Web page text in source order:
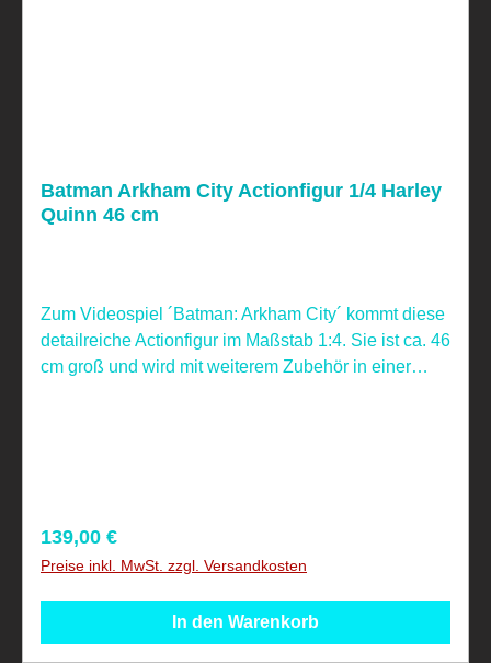
Batman Arkham City Actionfigur 1/4 Harley
Quinn 46 cm
Zum Videospiel ´Batman: Arkham City´ kommt diese
detailreiche Actionfigur im Maßstab 1:4. Sie ist ca. 46
cm groß und wird mit weiterem Zubehör in einer
Regulärer Preis:
139,00 €
Preise inkl. MwSt. zzgl. Versandkosten
In den Warenkorb